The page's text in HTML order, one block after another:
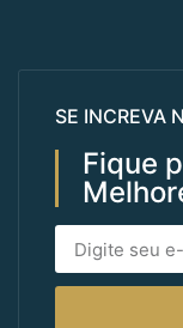
SE INCREVA
Fique